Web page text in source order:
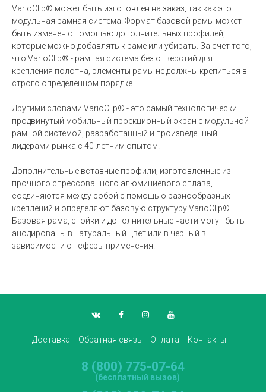
VarioClip® может быть изготовлен на заказ, так как это
модульная рамная система. Формат базовой рамы может
быть изменен с помощью дополнительных профилей,
которые можно добавлять к раме или убирать. За счет того,
что VarioClip® - рамная система без отверстий для
крепления полотна, элементы рамы не должны крепиться в
строго определенном порядке.
Другими словами VarioClip® - это самый технологически
продвинутый мобильный проекционный экран с модульной
рамной системой, разработанный и произведенный
лидерами рынка с 40-летним опытом.
Дополнительные вставные профили, изготовленные из
прочного спрессованного алюминиевого сплава,
соединяются между собой с помощью разнообразных
креплений и определяют базовую структуру VarioClip®.
Базовая рама, стойки и дополнительные части могут быть
анодированы в натуральный цвет или в черный в
зависимости от сферы применения.
Доставка Обратная связь Оплата Контакты
8 (800) 775-07-64
(бесплатный вызов)